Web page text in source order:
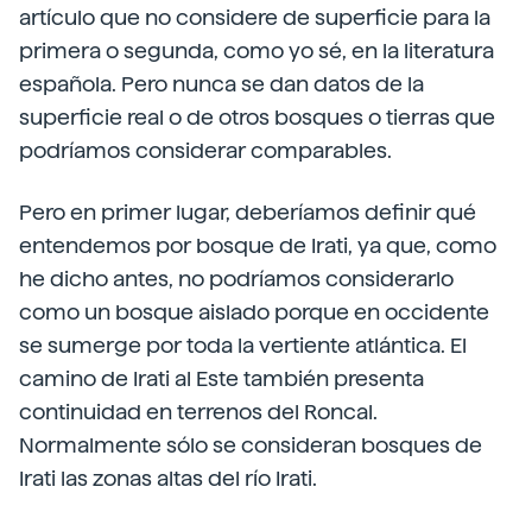
artículo que no considere de superficie para la
primera o segunda, como yo sé, en la literatura
española. Pero nunca se dan datos de la
superficie real o de otros bosques o tierras que
podríamos considerar comparables.
Pero en primer lugar, deberíamos definir qué
entendemos por bosque de Irati, ya que, como
he dicho antes, no podríamos considerarlo
como un bosque aislado porque en occidente
se sumerge por toda la vertiente atlántica. El
camino de Irati al Este también presenta
continuidad en terrenos del Roncal.
Normalmente sólo se consideran bosques de
Irati las zonas altas del río Irati.